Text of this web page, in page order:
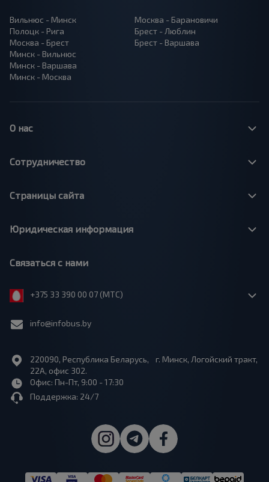
Вильнюс - Минск
Полоцк - Рига
Москва - Брест
Минск - Вильнюс
Минск - Варшава
Минск - Москва
Москва - Барановичи
Брест - Люблин
Брест - Варшава
О нас
Сотрудничество
Страницы сайта
Юридическая информация
Связаться с нами
+375 33 390 00 07 (МТС)
info@infobus.by
220090, Республика Беларусь, г. Минск, Логойский тракт,
22А, офис 302.
Офис: Пн-Пт, 9:00 - 17:30
Поддержка: 24/7